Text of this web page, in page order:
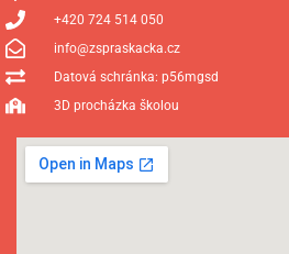
+420 724 514 050
info@zspraskacka.cz
Datová schránka: p56mgsd
3D procházka školou